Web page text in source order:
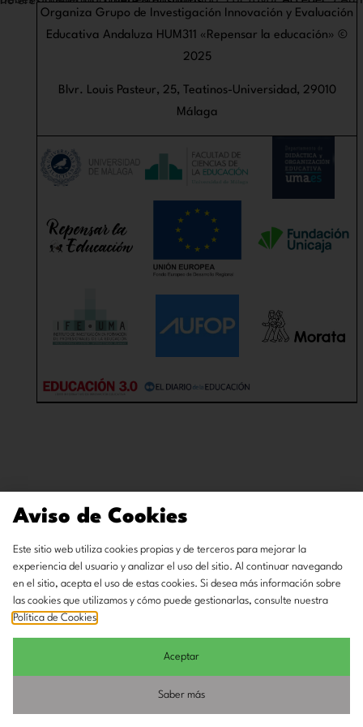
Organiza Grupo de Investigación Innovación y Evaluación
Educativa Andaluza HUM311 «Repensar la educación» ©
2025
Blvr. Louis Pasteur, 25, Teatinos-Universidad, 29010
Málaga
Aviso de Cookies
Este sitio web utiliza cookies propias y de terceros para mejorar la
experiencia del usuario y analizar el uso del sitio. Al continuar navegando
en el sitio, acepta el uso de estas cookies. Si desea más información sobre
las cookies que utilizamos y cómo puede gestionarlas, consulte nuestra
Política de Cookies
Aceptar
Saber más